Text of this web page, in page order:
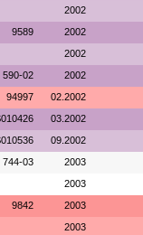
2002
9589 2002
2002
590-02 2002
94997 02.2002
03.2002
09.2002
744-03 2003
2003
9842 2003
2003